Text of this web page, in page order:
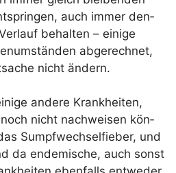
auch immer den­
behal­ten – eini­ge
abge­rech­net,
nicht ändern.
ande­re Krank­hei­ten,
nicht nach­wei­sen kön­
Sumpf­wech­sel­fie­ber, und
da ende­mi­sche, auch sonst